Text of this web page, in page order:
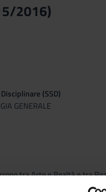
2016)
(SSD)
GENERALE
tra Arte e Realtà e tra
anche come